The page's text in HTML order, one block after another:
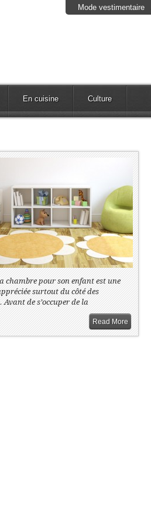
Mode vestimentaire
En cuisine Culture
chambre pour son enfant est une
surtout du côté des
de s’occuper de la
Read More